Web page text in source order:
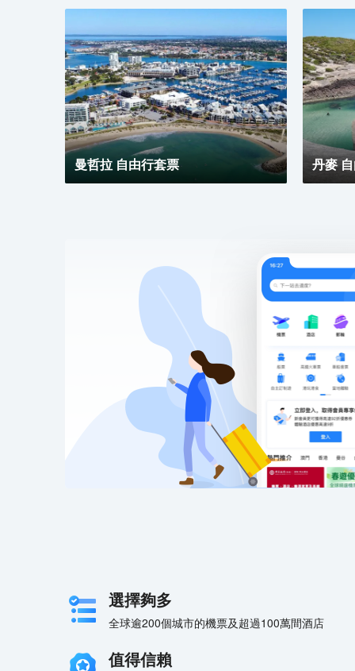
曼哲拉 自由行套票 丹麥
選擇夠多
全球逾200個城市的機票及超過100萬間酒店
值得信賴